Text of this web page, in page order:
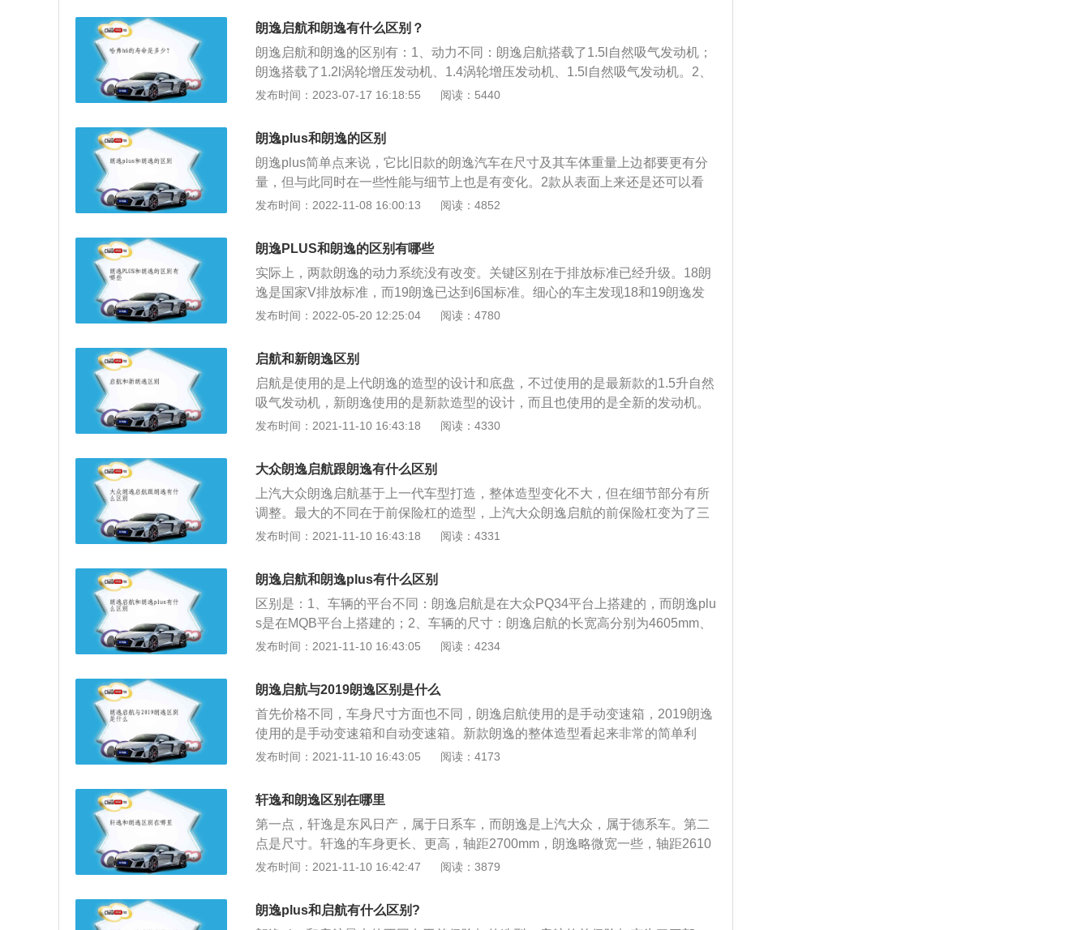
种全新的设计“融合”。作为为中国消费者度身打造的一款新车，朗逸既保持了德
国设计的优秀品质，又融入了很多体现中国传统文化的审美观念以及站在时代前
沿的设计元素。
朗逸启航和朗逸有什么区别？
朗逸启航和朗逸的区别有：1、动力不同：朗逸启航搭载了1.5l自然吸气发动机；
朗逸搭载了1.2l涡轮增压发动机、1.4涡轮增压发动机、1.5l自然吸气发动机。2、
整备质量不同：朗逸启航整备质量为1210到1245kg；朗逸整备质量为1318kg。
轴距为2610mm；朗逸车身尺寸是长4670mm、宽1806mm、高1474mm，轴距为
2688mm。4、行李箱容积不同：朗逸启航行李箱容积为478l；朗逸行李箱容积为
510l。
发布时间：2023-07-17 16:18:55 阅读：5440
朗逸plus和朗逸的区别
朗逸plus简单点来说，它比旧款的朗逸汽车在尺寸及其车体重量上边都要更有分
量，但与此同时在一些性能与细节上也是有变化。2款从表面上来还是还可以看
得出一母同胞的感觉，例如，从正面看，两车的下保险杆还是他们的相同之处。
泛增涨3000到6000元，在这其中，1.5手动风尚版售价11.59万，而老款朗逸1.6
手动风尚版售价10.99万，朗逸入门版比老款朗逸价格上涨6000元。内饰方面，
朗逸plus对后备箱开展了全方位提升，后备箱开口更高，后排座座椅彻底放平
后，整体更加平整，整齐。而朗逸在储物柜空间方面缺少了后排座中央杯架，扶
手箱后方的储物柜格也被出风口所替代。动力方面，朗逸plus予以1.4T涡轮增压
发动机，1.5L发动机最大输出功率85kw，最大扭矩转速150牛米，匹配五速手动
和六速手自一体变速箱。朗逸plus顶配版配置1.4T涡轮增压器发动机，最大输出
功率110Kw，最大扭矩转速250牛米；朗逸1.4t发动机，最大输出功率96kw，最
发布时间：2022-11-08 16:00:13 阅读：4852
朗逸PLUS和朗逸的区别有哪些
实际上，两款朗逸的动力系统没有改变。关键区别在于排放标准已经升级。18朗
逸是国家V排放标准，而19朗逸已达到6国标准。细心的车主发现18和19朗逸发
动机型号的后缀不同，这实际上是排放标准的更新。排放标准升级后，朗逸1.4T
有机会行驶到200km/h，因此这种变化的影响是不是很好。1.5升发动机的最大功
率和扭矩从原来的85kw和150N·m降低到83kW和145N·m。汽车缺乏这种动力和
扭矩将直接影响结果。
发布时间：2022-05-20 12:25:04 阅读：4780
启航和新朗逸区别
启航是使用的是上代朗逸的造型的设计和底盘，不过使用的是最新款的1.5升自然
吸气发动机，新朗逸使用的是新款造型的设计，而且也使用的是全新的发动机。
新款朗逸一共使用的是三款发动机，分别是1.2升涡轮增压发动机，1.4升涡轮增
00牛米的最大扭矩，这款发动机的最大扭矩转速为两千到3500转每分钟，最大功
率转速为5000转每分钟，机配备了缸内直喷技术，而且使用的是铝合金缸盖缸
体。1.4升涡轮增压发动机具有150马力和250牛米的最大扭矩，这款发动机的最
大扭矩转速为1750到三千转每分钟，最大功率转速为5000转每分钟，配备了缸内
直喷技术，而且使用的是铝合金缸盖缸体。1.5升自然吸气发动机具有113马力和
速为6000转每分钟，配备了多点电喷技术，而且使用的是铝合金缸盖缸体。
发布时间：2021-11-10 16:43:18 阅读：4330
大众朗逸启航跟朗逸有什么区别
上汽大众朗逸启航基于上一代车型打造，整体造型变化不大，但在细节部分有所
调整。最大的不同在于前保险杠的造型，上汽大众朗逸启航的前保险杠变为了三
部分，更加凹凸有致，在此基础上还加入了一条贯穿车头的镀铬装饰条，视觉效
感时尚的设计语言的基础上，LAVIDA朗逸体现了一种全新的设计DNA融合。作
为为中国消费者度身打造的一款新车，LAVIDA朗逸既保持了德国设计的优秀品
质，又融入了很多体现中国传统文化的审美观念以及站在时代前沿的设计元素。
朗逸用充满前瞻性的设计语言为A级车注入了更多的豪华大气感，改写了消费者
对于A级车市场的传统印象，从而满足了消费者更为本土化的需求。
发布时间：2021-11-10 16:43:18 阅读：4331
朗逸启航和朗逸plus有什么区别
区别是：1、车辆的平台不同：朗逸启航是在大众PQ34平台上搭建的，而朗逸plu
s是在MQB平台上搭建的；2、车辆的尺寸：朗逸启航的长宽高分别为4605mm、
1765mm、1460mm，轴距为2610mm，朗逸plus的长宽高分别为4670mm、180
车辆的实际动力方面没有太大的变化，朗逸启航在正常行驶的时候，最高的车速
大概能达到200km/h，而朗逸plus的最高的车速大概能达到210km/h；朗逸启航的
发动机的最大功率是83kW，最大扭矩是145N·m；而朗逸plus朗逸启航的发动机
的最大功率是85kw，最大扭矩是150N·m。
发布时间：2021-11-10 16:43:05 阅读：4234
朗逸启航与2019朗逸区别是什么
首先价格不同，车身尺寸方面也不同，朗逸启航使用的是手动变速箱，2019朗逸
使用的是手动变速箱和自动变速箱。新款朗逸的整体造型看起来非常的简单利
索，整体风格还是沿用家族的家用式轿车；侧线条大气，隐含灵动的腰线；前脸
成了熏黑式尾灯，其尾部的大叶片式组合尾灯，配以隐性定风尾翼，隐约透射出
其运动感。内饰部分，新车采用的是深色的装饰并且用了镀铬装饰条。其方向盘
和握感和座椅的皮质感给人很有舒适感，亮点是这款新的巧克力配色！中控台的
设计也比老款车型更加精致和时髦。新的三辐平底式多功能方向盘就是高尔夫7
上的那个，功能和手感都比老款强大太多了。但其他的配置跟老款一样中规中
发布时间：2021-11-10 16:43:05 阅读：4173
轩逸和朗逸区别在哪里
第一点，轩逸是东风日产，属于日系车，而朗逸是上汽大众，属于德系车。第二
点是尺寸。轩逸的车身更长、更高，轴距2700mm，朗逸略微宽一些，轴距2610
mm。车内空间轩逸要大一些，纵向空间更好，动力选择上朗逸要更丰富。第三
紧凑型车常年占据前列的车型，它们经常被拿来比较，这两款车的定位也比较相
似，针对的消费者的需求也是各有千秋。轩逸，日系车标配的优点，耐用，省
发布时间：2021-11-10 16:42:47 阅读：3879
朗逸plus和启航有什么区别?